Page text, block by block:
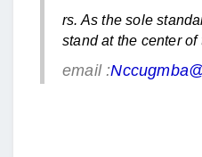
rs. As the sole
stand at the center
email :